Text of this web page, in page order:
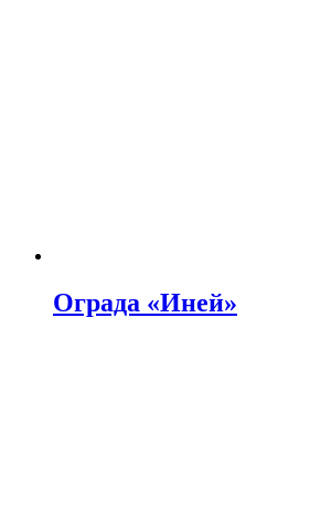
Ограда «Иней»